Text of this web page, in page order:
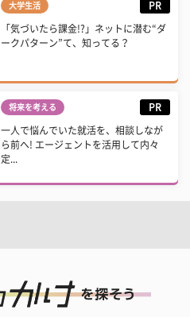
大学生活 PR
「気づいたら課金!?」ネットに潜む“ダ
ークパターン”て、知ってる？
将来を考える PR
一人で悩んでいた就活を、相談しなが
ら前へ! エージェントを活用して内々
定...